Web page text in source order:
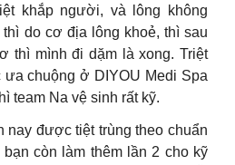
khắp người, và lông không
do cơ địa lông khoẻ, thì sau
thì mình đi dặm là xong. Triệt
chuộng ở DIYOU Medi Spa
team Na vệ sinh rất kỹ.
nay được tiệt trùng theo chuẩn
còn làm thêm lần 2 cho kỹ